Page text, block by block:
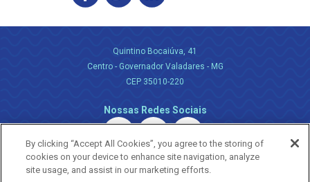
Quintino Bocaiúva, 41
Centro - Governador Valadares - MG
CEP 35010-220
Nossas Redes Sociais
By clicking “Accept All Cookies”, you agree to the storing of
cookies on your device to enhance site navigation, analyze
site usage, and assist in our marketing efforts.